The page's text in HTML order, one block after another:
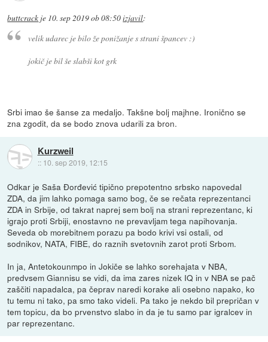
buttcrack je 10. sep 2019 ob 08:50izjavil:
velik udarec je bilo že ponižanje s strani špancev :)
jokič je bil še slabši kot grk
Srbi imao še šanse za medaljo. Takšne bolj majhne. Ironično se
zna zgodit, da se bodo znova udarili za bron.
Kurzweil
:: 10. sep 2019, 12:15
Odkar je Saša Đorđević tipično prepotentno srbsko napovedal
ZDA, da jim lahko pomaga samo bog, če se rečata reprezentanci
ZDA in Srbije, od takrat naprej sem bolj na strani reprezentanc, ki
igrajo proti Srbiji, enostavno ne prevavljam tega napihovanja.
Seveda ob morebitnem porazu pa bodo krivi vsi ostali, od
sodnikov, NATA, FIBE, do raznih svetovnih zarot proti Srbom.
In ja, Antetokounmpo in Jokiče se lahko sorehajata v NBA,
predvsem Giannisu se vidi, da ima zares nizek IQ in v NBA se pač
zaščiti napadalca, pa čeprav naredi korake ali osebno napako, ko
tu temu ni tako, pa smo tako videli. Pa tako je nekdo bil prepričan v
tem topicu, da bo prvenstvo slabo in da je tu samo par igralcev in
par reprezentanc.